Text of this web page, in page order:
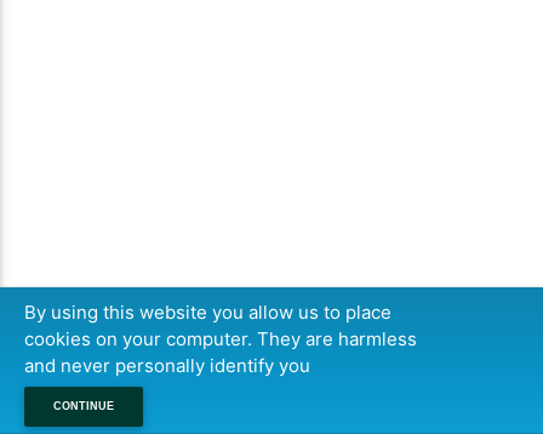
By using this website you allow us to place
cookies on your computer. They are harmless
and never personally identify you
CONTINUE